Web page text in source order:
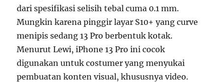
dari spesifikasi selisih tebal cuma 0.1 mm.
Mungkin karena pinggir layar S10+ yang curve
menipis sedang 13 Pro berbentuk kotak.
Menurut Lewi, iPhone 13 Pro ini cocok
digunakan untuk costumer yang menyukai
pembuatan konten visual, khususnya video.